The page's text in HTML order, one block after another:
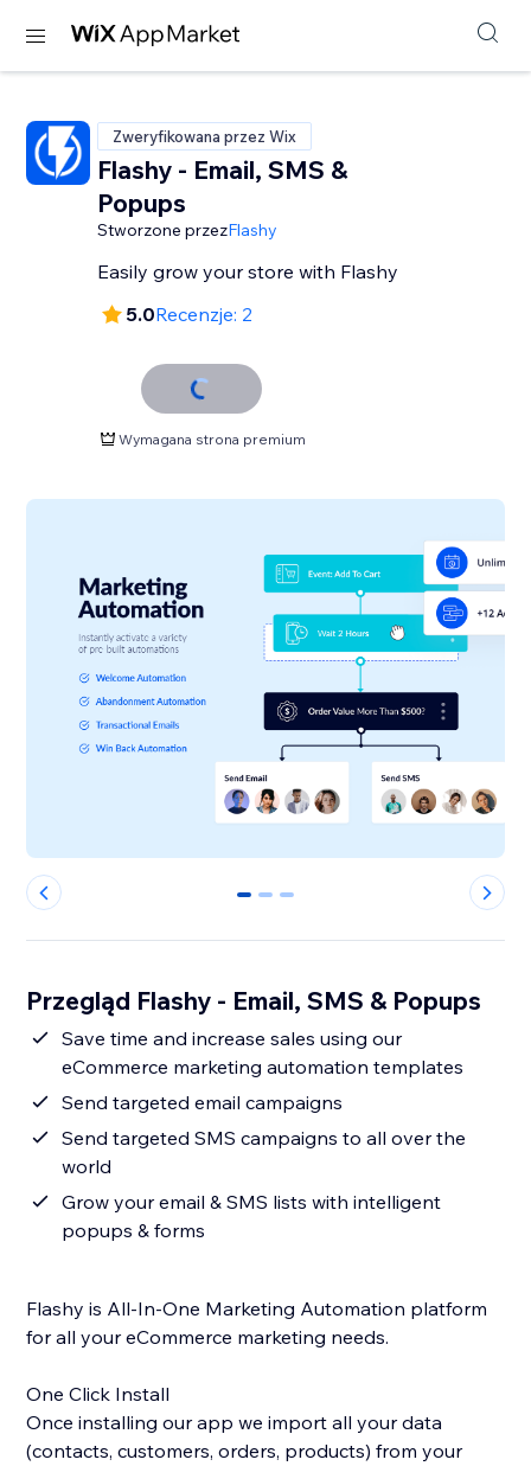
Zweryfikowana przez Wix
Flashy - Email, SMS &
Popups
Stworzone przezFlashy
Easily grow your store with Flashy
5.0Recenzje: 2
Wymagana strona premium
0 1 2
Przegląd Flashy - Email, SMS & Popups
Save time and increase sales using our
eCommerce marketing automation templates
Send targeted email campaigns
Send targeted SMS campaigns to all over the
world
Grow your email & SMS lists with intelligent
popups & forms
Flashy is All-In-One Marketing Automation platform
for all your eCommerce marketing needs.
One Click Install
Once installing our app we import all your data
(contacts, customers, orders, products) from your